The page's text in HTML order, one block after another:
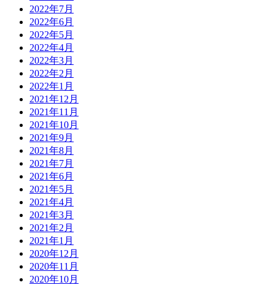
2022年7月
2022年6月
2022年5月
2022年4月
2022年3月
2022年2月
2022年1月
2021年12月
2021年11月
2021年10月
2021年9月
2021年8月
2021年7月
2021年6月
2021年5月
2021年4月
2021年3月
2021年2月
2021年1月
2020年12月
2020年11月
2020年10月